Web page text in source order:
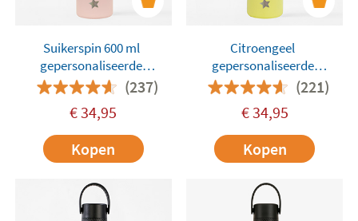
Suikerspin 600 ml
gepersonaliseerde
Runbott-fles(237)
€34,95
Kopen
Citroengeel
gepersonaliseerde
Runbott-fles van 600 ml
(221)
€34,95
Kopen